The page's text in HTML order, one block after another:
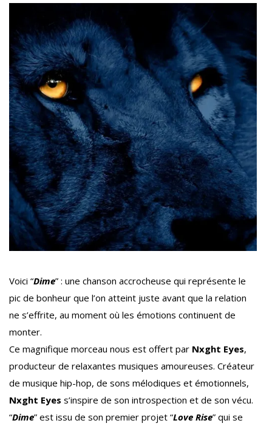
Voici “Dime” : une chanson accrocheuse qui représente le
pic de bonheur que l’on atteint juste avant que la relation
ne s’effrite, au moment où les émotions continuent de
monter.
Ce magnifique morceau nous est offert par Nxght Eyes,
producteur de relaxantes musiques amoureuses. Créateur
de musique hip-hop, de sons mélodiques et émotionnels,
Nxght Eyes s’inspire de son introspection et de son vécu.
“Dime” est issu de son premier projet “Love Rise” qui se